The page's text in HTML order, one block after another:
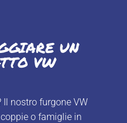
UN
VW
Il nostro furgoneVW
o famiglie in